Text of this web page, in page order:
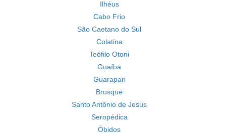
Ilhéus
Cabo Frio
São Caetano do Sul
Colatina
Teófilo Otoni
Guaíba
Guarapari
Brusque
Santo Antônio de Jesus
Seropédica
Óbidos